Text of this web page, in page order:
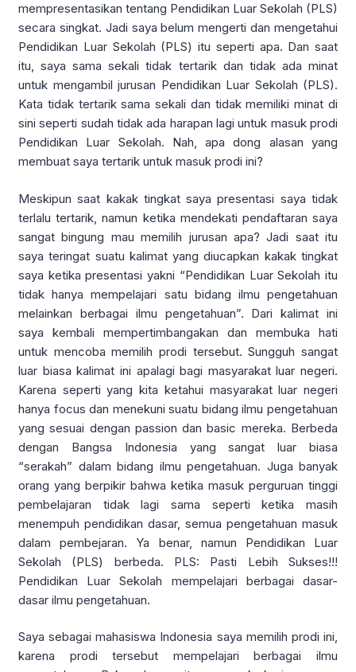
mempresentasikan tentang Pendidikan Luar Sekolah (PLS)
secara singkat. Jadi saya belum mengerti dan mengetahui
Pendidikan Luar Sekolah (PLS) itu seperti apa. Dan saat
itu, saya sama sekali tidak tertarik dan tidak ada minat
untuk mengambil jurusan Pendidikan Luar Sekolah (PLS).
Kata tidak tertarik sama sekali dan tidak memiliki minat di
sini seperti sudah tidak ada harapan lagi untuk masuk prodi
Pendidikan Luar Sekolah. Nah, apa dong alasan yang
membuat saya tertarik untuk masuk prodi ini?
Meskipun saat kakak tingkat saya presentasi saya tidak
terlalu tertarik, namun ketika mendekati pendaftaran saya
sangat bingung mau memilih jurusan apa? Jadi saat itu
saya teringat suatu kalimat yang diucapkan kakak tingkat
saya ketika presentasi yakni “Pendidikan Luar Sekolah itu
tidak hanya mempelajari satu bidang ilmu pengetahuan
melainkan berbagai ilmu pengetahuan”. Dari kalimat ini
saya kembali mempertimbangakan dan membuka hati
untuk mencoba memilih prodi tersebut. Sungguh sangat
luar biasa kalimat ini apalagi bagi masyarakat luar negeri.
Karena seperti yang kita ketahui masyarakat luar negeri
hanya focus dan menekuni suatu bidang ilmu pengetahuan
yang sesuai dengan passion dan basic mereka. Berbeda
dengan Bangsa Indonesia yang sangat luar biasa
“serakah” dalam bidang ilmu pengetahuan. Juga banyak
orang yang berpikir bahwa ketika masuk perguruan tinggi
pembelajaran tidak lagi sama seperti ketika masih
menempuh pendidikan dasar, semua pengetahuan masuk
dalam pembejaran. Ya benar, namun Pendidikan Luar
Sekolah (PLS) berbeda. PLS: Pasti Lebih Sukses!!!
Pendidikan Luar Sekolah mempelajari berbagai dasar-
dasar ilmu pengetahuan.
Saya sebagai mahasiswa Indonesia saya memilih prodi ini,
karena prodi tersebut mempelajari berbagai ilmu